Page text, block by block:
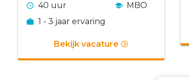
40 uur
MBO
1 - 3 jaar ervaring
Bekijk vacature